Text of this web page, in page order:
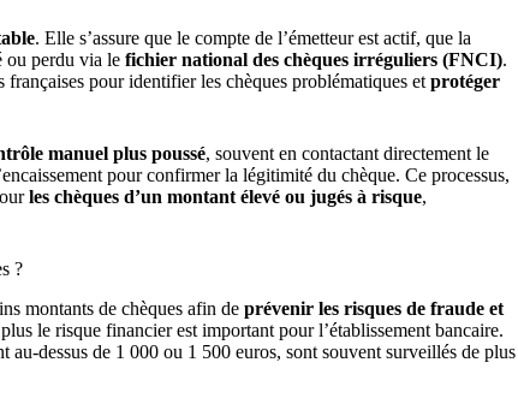
. Elle s’assure que le compte de l’émetteur est actif, que la
ou perdu via le fichier national des chèques irréguliers (FNCI).
pour identifier les chèques problématiques et protéger
manuel plus poussé, souvent en contactant directement le
pour confirmer la légitimité du chèque. Ce processus,
les chèques d’un montant élevé ou jugés à risque,
?
montants de chèques afin de prévenir les risques de fraude et
le risque financier est important pour l’établissement bancaire.
au-dessus de 1 000 ou 1 500 euros, sont souvent surveillés de plus